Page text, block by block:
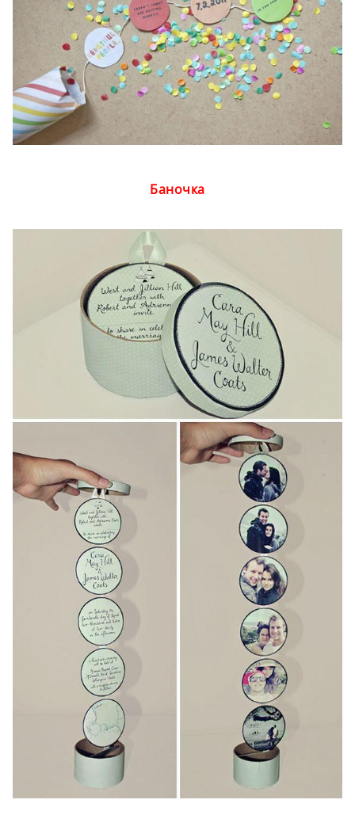
Баночка